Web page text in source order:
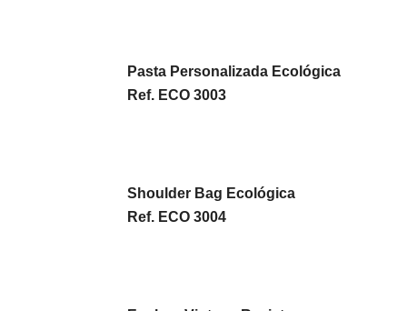
Pasta Personalizada Ecológica
Ref. ECO 3003
Shoulder Bag Ecológica
Ref. ECO 3004